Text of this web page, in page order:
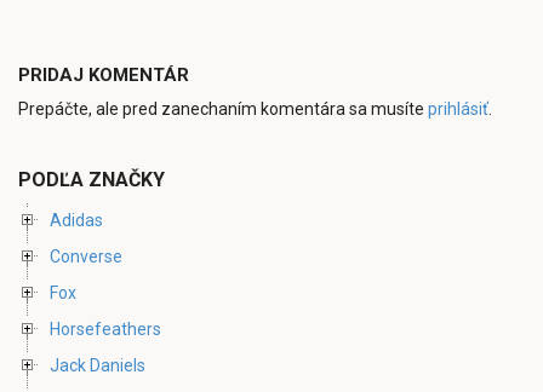
PRIDAJ KOMENTÁR
Prepáčte, ale pred zanechaním komentára sa musíte prihlásiť
PODĽA ZNAČKY
Adidas
Converse
Fox
Horsefeathers
Jack Daniels